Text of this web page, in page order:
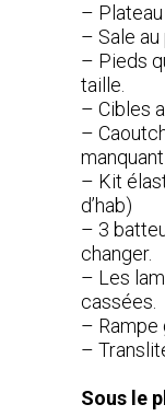
–
– Sale au
– Pieds
taille.
– Cibles
–
– Kit
d’hab)
– 3
changer.
– Les
cassées.
– Rampe
–
Sous le